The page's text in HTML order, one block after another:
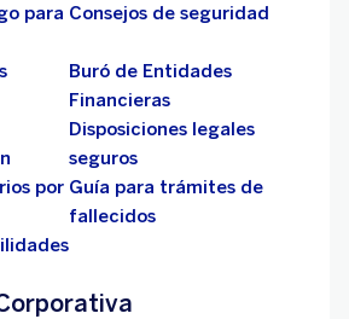
para Consejos de seguridad
Buró de Entidades
Financieras
Disposiciones legales
seguros
por Guía para trámites de
fallecidos